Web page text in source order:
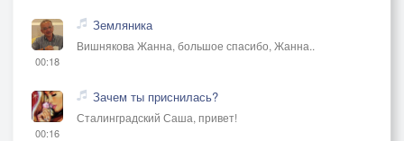
00:18
Земляника
Вишнякова Жанна, большое спасибо, Жанна..
00:16
Зачем ты приснилась?
Сталинградский Саша, привет!